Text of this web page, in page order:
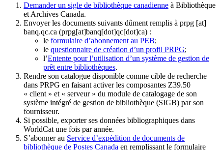
Demander un sigle de bibliothèque canadienne à Bibliothèque
et Archives Canada.
Envoyer les documents suivants dûment remplis à prpg [at]
banq.qc.ca (prpg[at]banq[dot]qc[dot]ca) :
le formulaire d’abonnement au PEB;
le questionnaire de création d’un profil PRPG;
l’Entente pour l’utilisation d’un système de gestion de
prêt entre bibliothèques.
Rendre son catalogue disponible comme cible de recherche
dans PRPG en faisant activer les composantes Z39.50
« client » et « serveur » du module de catalogage de son
système intégré de gestion de bibliothèque (SIGB) par son
fournisseur.
Si possible, exporter ses données bibliographiques dans
WorldCat une fois par année.
S’abonner au Service d’expédition de documents de
bibliothèque de Postes Canada en remplissant le formulaire